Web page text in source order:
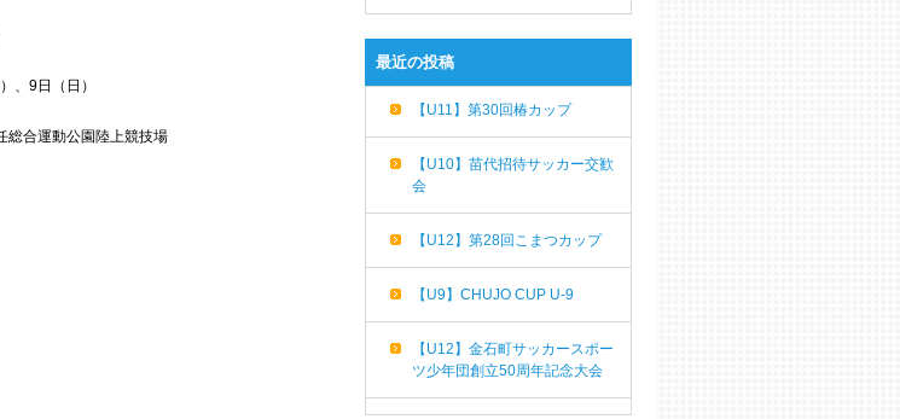
、9日（日）
総合運動公園陸上競技場
最近の投稿
【U11】第30回椿カップ
【U10】苗代招待サッカー交歓
会
【U12】第28回こまつカップ
【U9】CHUJO CUP U-9
【U12】金石町サッカースポー
ツ少年団創立50周年記念大会